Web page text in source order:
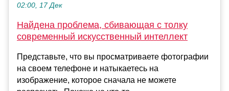
02:00, 17 Дек
Найдена проблема, сбивающая с толку
современный искусственный интеллект
Представьте, что вы просматриваете фотографии
на своем телефоне и натыкаетесь на
изображение, которое сначала не можете